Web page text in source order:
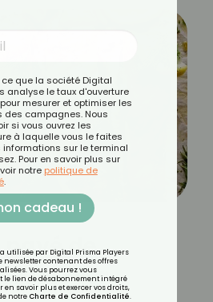
pavé de
Air Fryer
que la société Digital
analyse le taux d'ouverture
mesurer et optimiser les
des campagnes. Nous
si vous ouvrez les
à laquelle vous le faites
sur le terminal
Pour en savoir plus sur
notre politique de
.
cadeau !
utilisée par Digital Prisma Players
newsletter contenant des offres
Vous pourrez vous
lien de désabonnement intégré
en savoir plus et exercer vos droits,
notre Charte de Confidentialité.